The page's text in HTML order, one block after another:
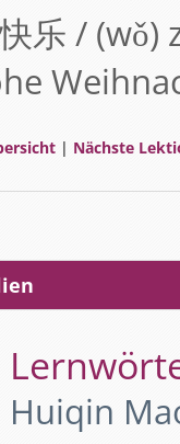
乐 /
| Nächste
Huiqin